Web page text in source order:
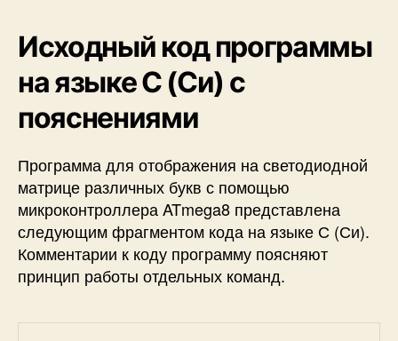
Исходный код программы
на языке С (Си) с
пояснениями
Программа для отображения на светодиодной
матрице различных букв с помощью
микроконтроллера ATmega8 представлена
следующим фрагментом кода на языке С (Си).
Комментарии к коду программу поясняют
принцип работы отдельных команд.